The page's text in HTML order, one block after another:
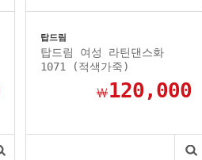
탑드림
탑드림 여성 라틴댄스화
1071 (적색가죽)
￦120,000